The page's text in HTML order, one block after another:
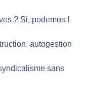
? Si, podemos !
autogestion
sans